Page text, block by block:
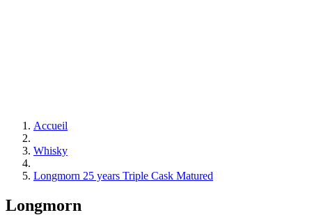
Accueil
Whisky
Longmorn 25 years Triple Cask Matured
Longmorn